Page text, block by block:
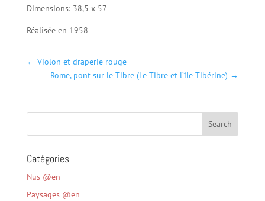
Dimensions: 38,5 x 57
Réalisée en 1958
← Violon et draperie rouge
Rome, pont sur le Tibre (Le Tibre et l’île Tibérine) →
Catégories
Nus @en
Paysages @en